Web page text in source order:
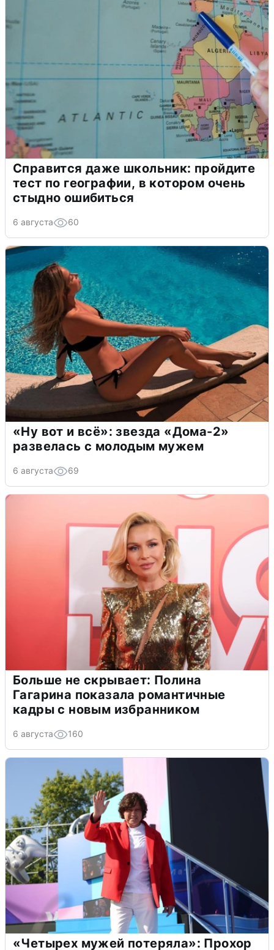
Справится даже школьник: пройдите
тест по географии, в котором очень
стыдно ошибиться
6 августа 60
«Ну вот и всё»: звезда «Дома-2»
развелась с молодым мужем
6 августа 69
Больше не скрывает: Полина
Гагарина показала романтичные
кадры с новым избранником
6 августа 160
«Четырех мужей потеряла»: Прохор